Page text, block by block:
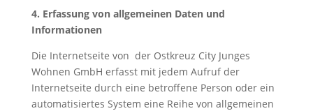
4. Erfassung von allgemeinen Daten und
Informationen
Die Internetseite von der Ostkreuz City Junges
Wohnen GmbH erfasst mit jedem Aufruf der
Internetseite durch eine betroffene Person oder ein
automatisiertes System eine Reihe von allgemeinen